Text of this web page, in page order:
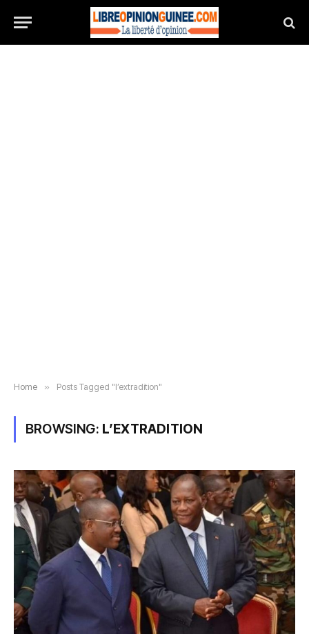
Home » Posts Tagged "l’extradition"
BROWSING: L’EXTRADITION